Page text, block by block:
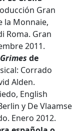
Gran
la Monnaie,
Roma. Gran
2011.
de
Corrado
Alden.
English
y De Vlaamse
Enero 2012.